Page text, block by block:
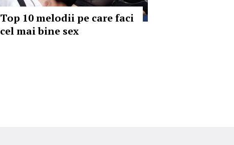
Top 10 melodii pe care faci
cel mai bine sex